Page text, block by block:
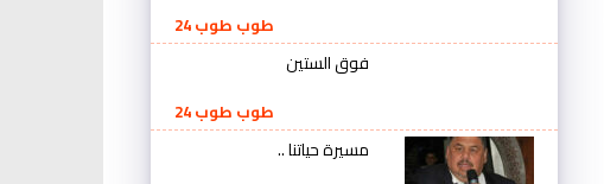
طوب طوب 24
فوق الستين
طوب طوب 24
مسيرة حياتنا ..